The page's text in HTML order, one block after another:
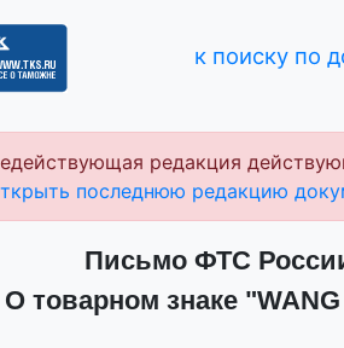
к поиску по
редакция
последнюю редакцию
Письмо ФТС России
О товарном знаке